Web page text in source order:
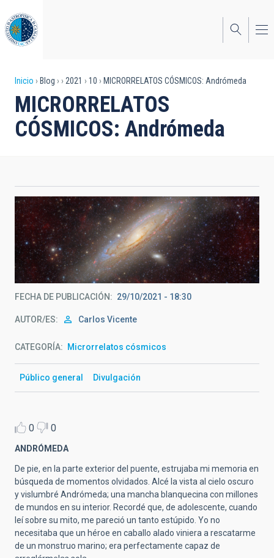
al
contenido
principal
Sobrescribir
enlaces
de
la
navegación
Inicio Blog 2021 10 MICRORRELATOS CÓSMICOS: Andrómeda
MICRORRELATOS
CÓSMICOS: Andrómeda
Andrómeda. Crédito: Juan Lozano
FECHA DE PUBLICACIÓN 29/10/2021 - 18:30
AUTOR/ES Carlos Vicente
CATEGORÍA Microrrelatos cósmicos
Público general Divulgación
0 0
ANDRÓMEDA
De pie, en la parte exterior del puente, estrujaba mi memoria en
búsqueda de momentos olvidados. Alcé la vista al cielo oscuro
y vislumbré Andrómeda; una mancha blanquecina con millones
de mundos en su interior. Recordé que, de adolescente, cuando
leí sobre su mito, me pareció un tanto estúpido. Yo no
necesitaba que un héroe en caballo alado viniera a rescatarme
de un monstruo marino; era perfectamente capaz de